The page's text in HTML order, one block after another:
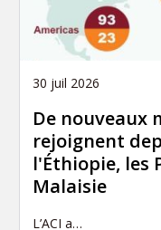
30 juil 2026
De nouveaux
rejoignent
l'Éthiopie, les
Malaisie
L’ACI a…